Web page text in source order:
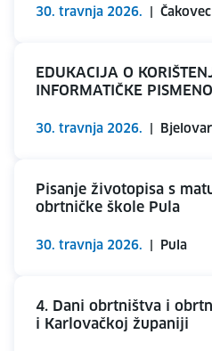
30. travnja 2026. Čakovec
EDUKACIJA O
INFORMATIČKE
30. travnja 2026. Bjelovar
Pisanje životopisa s
obrtničke škole Pula
30. travnja 2026. Pula
4. Dani obrtništva i
i Karlovačkoj županiji